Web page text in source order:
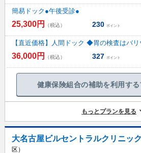
簡易ドック●午後受診●
25,300円 （税込） 230 ポイント
【直近価格】人間ドック ◆胃の検査はバ
36,000円 （税込） 327 ポイント
健康保険組合の補助を利用す
もっとプランを見る
大名古屋ビルセントラルクリニック
区）